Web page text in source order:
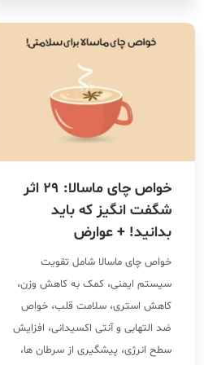
خواص چای ماسالا: 29 اثر
شگفت انگیز که باید
بدانید! + عوارض
خواص چای ماسالا شامل تقویت
سیستم ایمنی، کمک به کاهش وزن،
کاهش استری، سلامت قلب، خواص
ضد التهابی و آنتی اکسیدانی، افزایش
سطح انرژی، پیشگیری از سرطان ها،